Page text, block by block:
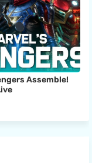
Assemble!